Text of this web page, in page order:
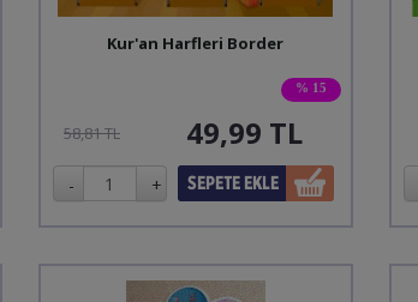
% 15
Kur'an Harfleri Border
58,81 TL 49,99 TL